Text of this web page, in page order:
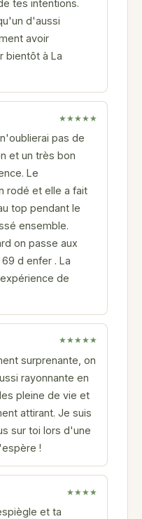
tes intentions.
d'aussi
avoir
bientôt à La
★★★★★
pas de
et un très bon
Le
rodé et elle a fait
top pendant le
ensemble.
on passe aux
d enfer . La
de
★★★★★
surprenante, on
rayonnante en
pleine de vie et
attirant. Je suis
sur toi lors d'une
!
★★★★
et ta